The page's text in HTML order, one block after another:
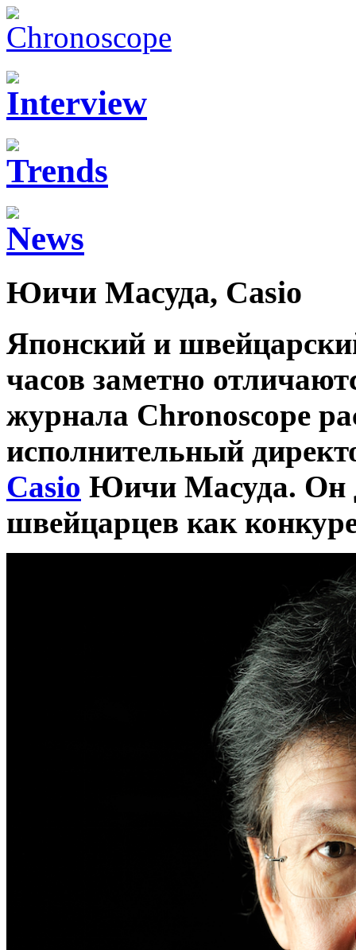
Юичи Масуда, Casio
Японский и
часов заметно
журнала Chronoscope
исполнительный
Casio Юичи Масуда. Он
швейцарцев как